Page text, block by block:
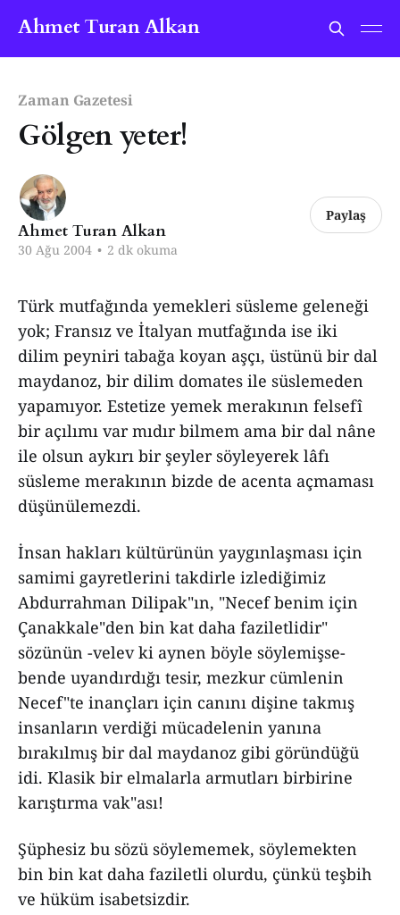
Ahmet Turan Alkan
Zaman Gazetesi
Gölgen yeter!
Ahmet Turan Alkan
30 Ağu 2004 • 2 dk okuma
Paylaş
Türk mutfağında yemekleri süsleme geleneği
yok; Fransız ve İtalyan mutfağında ise iki
dilim peyniri tabağa koyan aşçı, üstünü bir dal
maydanoz, bir dilim domates ile süslemeden
yapamıyor. Estetize yemek merakının felsefî
bir açılımı var mıdır bilmem ama bir dal nâne
ile olsun aykırı bir şeyler söyleyerek lâfı
süsleme merakının bizde de acenta açmaması
düşünülemezdi.
İnsan hakları kültürünün yaygınlaşması için
samimi gayretlerini takdirle izlediğimiz
Abdurrahman Dilipak"ın, "Necef benim için
Çanakkale"den bin kat daha faziletlidir"
sözünün -velev ki aynen böyle söylemişse-
bende uyandırdığı tesir, mezkur cümlenin
Necef"te inançları için canını dişine takmış
insanların verdiği mücadelenin yanına
bırakılmış bir dal maydanoz gibi göründüğü
idi. Klasik bir elmalarla armutları birbirine
karıştırma vak"ası!
Şüphesiz bu sözü söylememek, söylemekten
bin bin kat daha faziletli olurdu, çünkü teşbih
ve hüküm isabetsizdir.